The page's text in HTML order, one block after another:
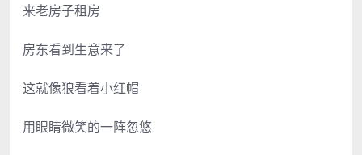
来老房子租房
房东看到生意来了
这就像狼看着小红帽
用眼睛微笑的一阵忽悠